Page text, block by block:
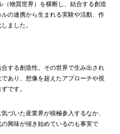
（物質世界）を横断し、結合する創造
の連携から生まれる実験や活動、作
ました。
する創造性。その世界で生み出され
あり、想像を超えたアプローチや視
です。
づいた産業界が積極参入するなか、
興味が傾き始めているのも事実で